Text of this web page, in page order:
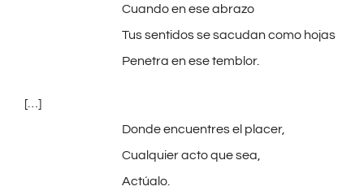
Cuando en ese abrazo
Tus sentidos se sacudan como hojas
Penetra en ese temblor.
[…]
Donde encuentres el placer,
Cualquier acto que sea,
Actúalo.